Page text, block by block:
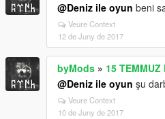
@Deniz ile oyun beni
Veure Context
12 de Juny de 2017
byMods » 15
@Deniz ile oyun şu
Veure Context
10 de Juny de 2017